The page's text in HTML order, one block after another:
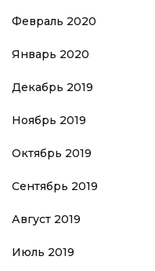
Февраль 2020
Январь 2020
Декабрь 2019
Ноябрь 2019
Октябрь 2019
Сентябрь 2019
Август 2019
Июль 2019